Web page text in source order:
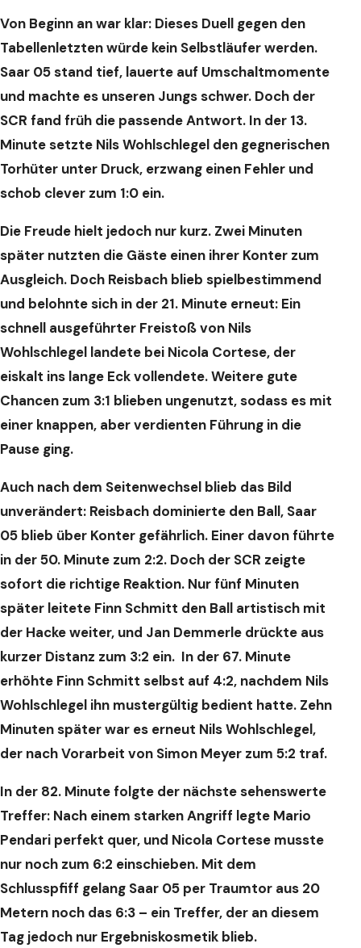
Von Beginn an war klar: Dieses Duell gegen den
Tabellenletzten würde kein Selbstläufer werden.
Saar 05 stand tief, lauerte auf Umschaltmomente
und machte es unseren Jungs schwer. Doch der
SCR fand früh die passende Antwort. In der 13.
Minute setzte Nils Wohlschlegel den gegnerischen
Torhüter unter Druck, erzwang einen Fehler und
schob clever zum 1:0 ein.
Die Freude hielt jedoch nur kurz. Zwei Minuten
später nutzten die Gäste einen ihrer Konter zum
Ausgleich. Doch Reisbach blieb spielbestimmend
und belohnte sich in der 21. Minute erneut: Ein
schnell ausgeführter Freistoß von Nils
Wohlschlegel landete bei Nicola Cortese, der
eiskalt ins lange Eck vollendete. Weitere gute
Chancen zum 3:1 blieben ungenutzt, sodass es mit
einer knappen, aber verdienten Führung in die
Pause ging.
Auch nach dem Seitenwechsel blieb das Bild
unverändert: Reisbach dominierte den Ball, Saar
05 blieb über Konter gefährlich. Einer davon führte
in der 50. Minute zum 2:2. Doch der SCR zeigte
sofort die richtige Reaktion. Nur fünf Minuten
später leitete Finn Schmitt den Ball artistisch mit
der Hacke weiter, und Jan Demmerle drückte aus
kurzer Distanz zum 3:2 ein. In der 67. Minute
erhöhte Finn Schmitt selbst auf 4:2, nachdem Nils
Wohlschlegel ihn mustergültig bedient hatte. Zehn
Minuten später war es erneut Nils Wohlschlegel,
der nach Vorarbeit von Simon Meyer zum 5:2 traf.
In der 82. Minute folgte der nächste sehenswerte
Treffer: Nach einem starken Angriff legte Mario
Pendari perfekt quer, und Nicola Cortese musste
nur noch zum 6:2 einschieben. Mit dem
Schlusspfiff gelang Saar 05 per Traumtor aus 20
Metern noch das 6:3 – ein Treffer, der an diesem
Tag jedoch nur Ergebniskosmetik blieb.